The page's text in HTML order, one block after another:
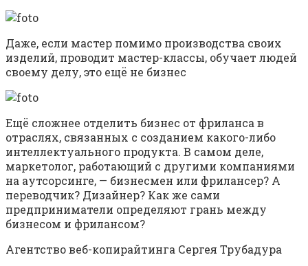
Даже, если мастер помимо производства своих
изделий, проводит мастер-классы, обучает людей
своему делу, это ещё не бизнес
Ещё сложнее отделить бизнес от фриланса в
отраслях, связанных с созданием какого-либо
интеллектуального продукта. В самом деле,
маркетолог, работающий с другими компаниями
на аутсорсинге, — бизнесмен или фрилансер? А
переводчик? Дизайнер? Как же сами
предприниматели определяют грань между
бизнесом и фрилансом?
Агентство веб-копирайтинга Сергея Трубадура